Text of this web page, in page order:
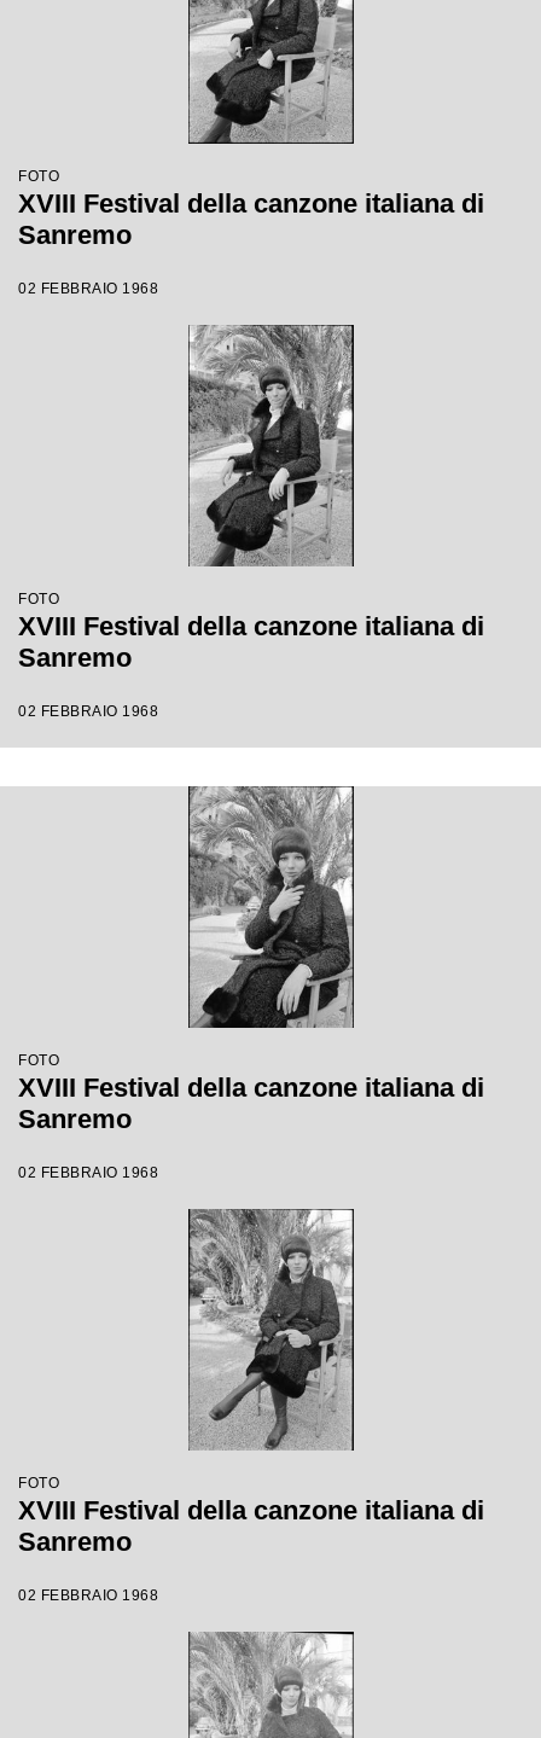
FOTO
XVIII Festival della canzone italiana di
Sanremo
02 FEBBRAIO 1968
FOTO
XVIII Festival della canzone italiana di
Sanremo
02 FEBBRAIO 1968
FOTO
XVIII Festival della canzone italiana di
Sanremo
02 FEBBRAIO 1968
FOTO
XVIII Festival della canzone italiana di
Sanremo
02 FEBBRAIO 1968